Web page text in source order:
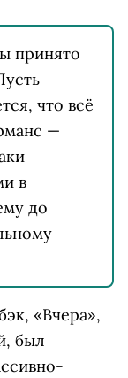
принято
что всё
—
в
до
«Вчера»,
был